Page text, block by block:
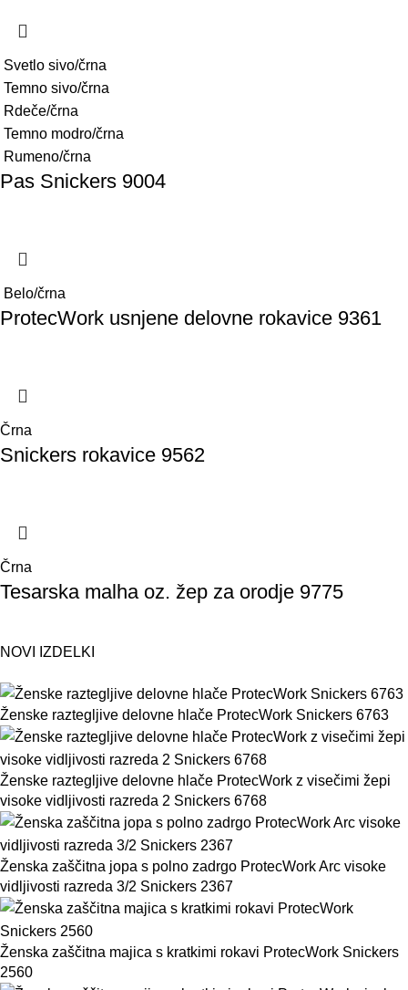
NOVI IZDELKI
Ženske raztegljive delovne hlače ProtecWork Snickers 6763
Ženske raztegljive delovne hlače ProtecWork z visečimi žepi
visoke vidljivosti razreda 2 Snickers 6768
Ženska zaščitna jopa s polno zadrgo ProtecWork Arc visoke
vidljivosti razreda 3/2 Snickers 2367
Ženska zaščitna majica s kratkimi rokavi ProtecWork Snickers
2560
Svetlo sivo/črna
Temno sivo/črna
Rdeče/črna
Temno modro/črna
Rumeno/črna
Pas Snickers 9004
Belo/črna
ProtecWork usnjene delovne rokavice 9361
Črna
Snickers rokavice 9562
Črna
Tesarska malha oz. žep za orodje 9775